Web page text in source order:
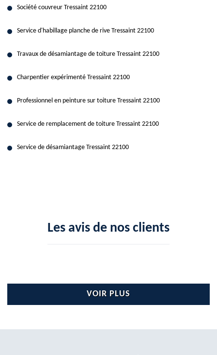
Société couvreur Tressaint 22100
Service d'habillage planche de rive Tressaint 22100
Travaux de désamiantage de toiture Tressaint 22100
Charpentier expérimenté Tressaint 22100
Professionnel en peinture sur toiture Tressaint 22100
Service de remplacement de toiture Tressaint 22100
Service de désamiantage Tressaint 22100
Les avis de nos clients
VOIR PLUS